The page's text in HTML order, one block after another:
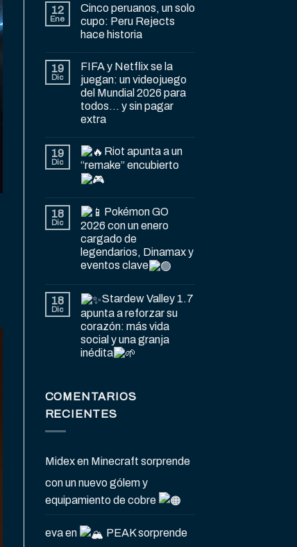
12
Ene
Cinco peruanos, un solo
cupo: Peru Rejects
hace historia
19
Dic
FIFA y Netflix se la
juegan: un videojuego
del Mundial 2026 para
todos… y sin pagar
extra
19
Dic
Riot apunta a un
“remake” encubierto
18
Dic
Pokémon GO
2026 con un enero
cargado de
legendarios, Dinamax y
eventos clave
18
Dic
Stardew Valley 1.7
apunta a reforzar su
corazón: más vida
social y una granja
inédita
COMENTARIOS
RECIENTES
Midexen Minecraft sorprende
con un nuevo gólem y
equipamiento de cobre
evaen
PEAK sorprende